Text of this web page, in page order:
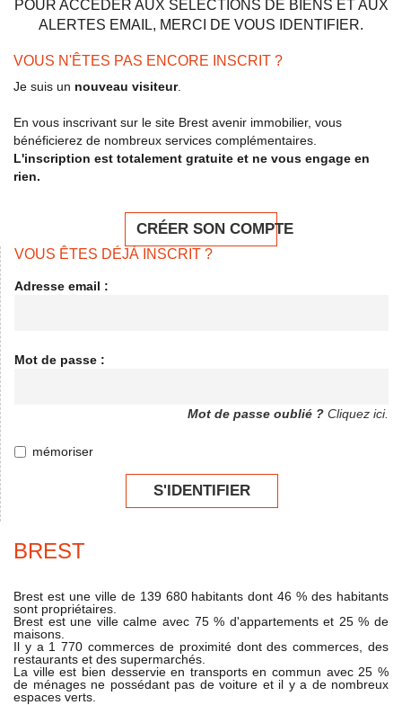
POUR ACCÉDER AUX SÉLECTIONS DE BIENS ET AUX
ALERTES EMAIL, MERCI DE VOUS IDENTIFIER.
VOUS N'ÊTES PAS ENCORE INSCRIT ?
Je suis un nouveau visiteur.
En vous inscrivant sur le site Brest avenir immobilier, vous
bénéficierez de nombreux services complémentaires.
L'inscription est totalement gratuite et ne vous engage en
rien.
CRÉER SON COMPTE
VOUS ÊTES DÉJÀ INSCRIT ?
Adresse email :
Mot de passe :
Mot de passe oublié ? Cliquez ici.
mémoriser
S'IDENTIFIER
BREST
Brest est une ville de 139 680 habitants dont 46 % des habitants
sont propriétaires.
Brest est une ville calme avec 75 % d'appartements et 25 % de
maisons.
Il y a 1 770 commerces de proximité dont des commerces, des
restaurants et des supermarchés.
La ville est bien desservie en transports en commun avec 25 %
de ménages ne possédant pas de voiture et il y a de nombreux
espaces verts.